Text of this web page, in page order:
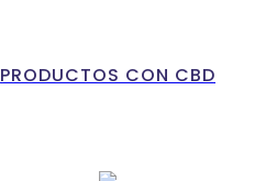
PRODUCTOS CON CBD